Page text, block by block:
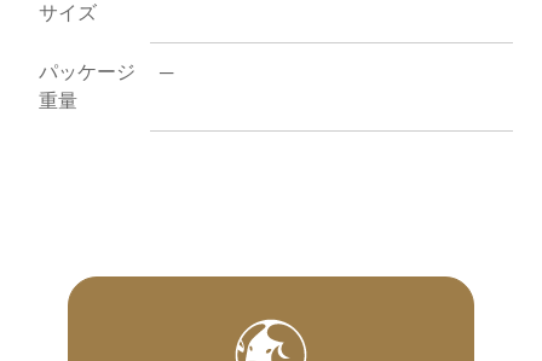
サイズ
パッケージ
重量
─